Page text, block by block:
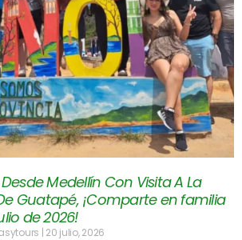
Medellín Con Visita A La
Guatapé, ¡Comparte en familia
de 2026!
20 julio, 2026